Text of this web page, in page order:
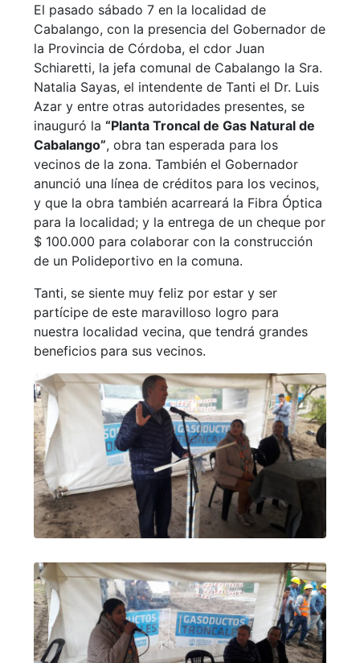
El pasado sábado 7 en la localidad de
Cabalango, con la presencia del Gobernador de
la Provincia de Córdoba, el cdor Juan
Schiaretti, la jefa comunal de Cabalango la Sra.
Natalia Sayas, el intendente de Tanti el Dr. Luis
Azar y entre otras autoridades presentes, se
inauguró la “Planta Troncal de Gas Natural de
Cabalango”, obra tan esperada para los
vecinos de la zona. También el Gobernador
anunció una línea de créditos para los vecinos,
y que la obra también acarreará la Fibra Óptica
para la localidad; y la entrega de un cheque por
$ 100.000 para colaborar con la construcción
de un Polideportivo en la comuna.
Tanti, se siente muy feliz por estar y ser
partícipe de este maravilloso logro para
nuestra localidad vecina, que tendrá grandes
beneficios para sus vecinos.